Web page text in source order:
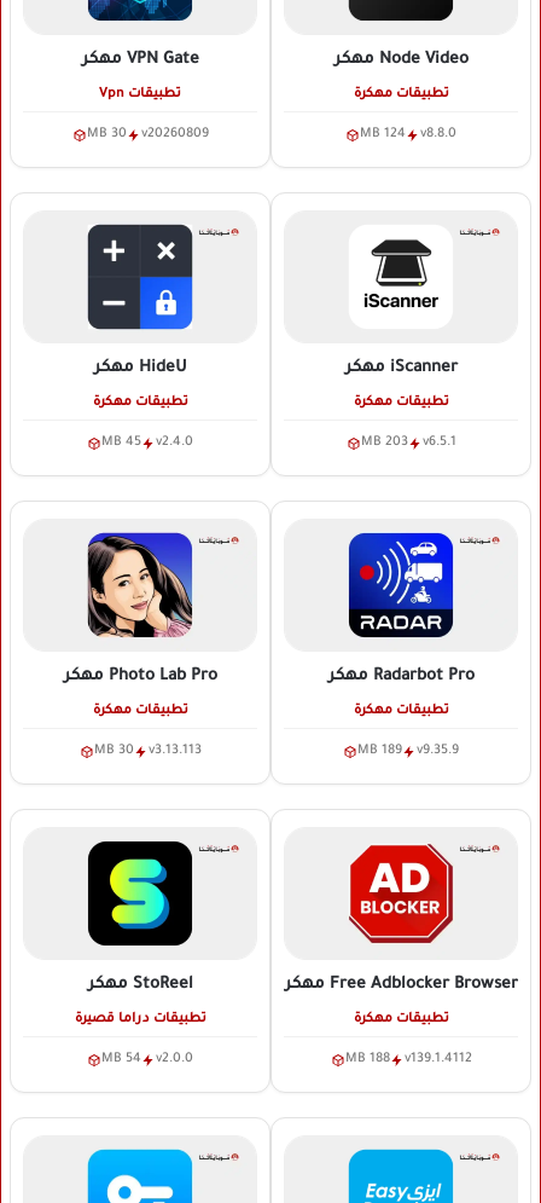
Node Video مهكر
تطبيقات مهكرة
v8.8.0
124 MB
VPN Gate مهكر
تطبيقات Vpn
v20260809
30 MB
iScanner مهكر
تطبيقات مهكرة
v6.5.1
203 MB
HideU مهكر
تطبيقات مهكرة
v2.4.0
45 MB
Radarbot Pro مهكر
تطبيقات مهكرة
v9.35.9
189 MB
Photo Lab Pro مهكر
تطبيقات مهكرة
v3.13.113
30 MB
Free Adblocker Browser مهكر
تطبيقات مهكرة
v139.1.4112
188 MB
StoReel مهكر
تطبيقات دراما قصيرة
v2.0.0
54 MB